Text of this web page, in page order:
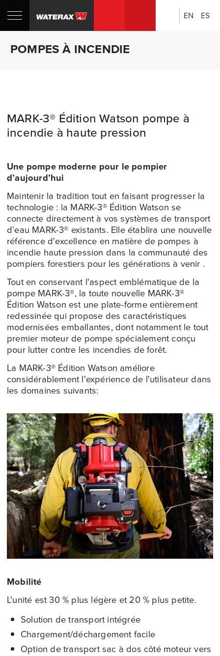
Rechercher:
EN ES
POMPES À INCENDIE
MARK-3® Édition Watson pompe à
incendie à haute pression
Une pompe moderne pour le pompier
d’aujourd’hui
Maintenir la tradition tout en faisant progresser la
technologie : la MARK-3®Édition Watson se
connecte directement à vos systèmes de transport
d’eau MARK-3® existants. Elle établira une nouvelle
référence d'excellence en matière de pompes à
incendie haute pression dans la communauté des
pompiers forestiers pour les générations à venir .
Tout en conservant l'aspect emblématique de la
pompe MARK-3®, la toute nouvelle MARK-3®
Édition Watson est une plate-forme entièrement
redessinée qui propose des caractéristiques
modernisées emballantes, dont notamment le tout
premier moteur de pompe spécialement conçu
pour lutter contre les incendies de forêt.
La MARK-3® Édition Watson améliore
considérablement l'expérience de l'utilisateur dans
les domaines suivants:
Mobilité
L'unité est 30 % plus légère et 20 % plus petite.
Solution de transport intégrée
Chargement/déchargement facile
Option de transport sac à dos côté moteur vers